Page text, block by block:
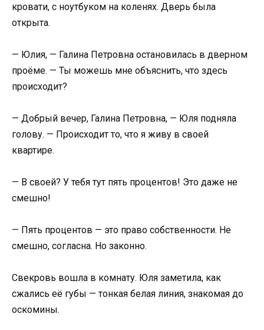
кровати, с ноутбуком на коленях. Дверь была
открыта.
— Юлия, — Галина Петровна остановилась в дверном
проёме. — Ты можешь мне объяснить, что здесь
происходит?
— Добрый вечер, Галина Петровна, — Юля подняла
голову. — Происходит то, что я живу в своей
квартире.
— В своей? У тебя тут пять процентов! Это даже не
смешно!
— Пять процентов — это право собственности. Не
смешно, согласна. Но законно.
Свекровь вошла в комнату. Юля заметила, как
сжались её губы — тонкая белая линия, знакомая до
оскомины.